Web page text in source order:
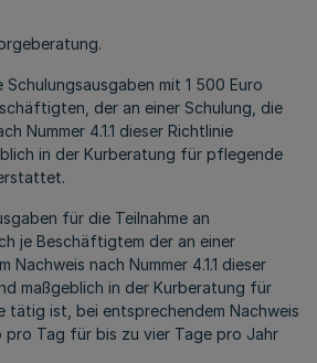
mit 1 500 Euro
der an einer Schulung, die
Nummer 4.1.1 dieser Richtlinie
in der Kurberatung für pflegende
für die Teilnahme an
je Beschäftigtem der an einer
Nachweis nach Nummer 4.1.1 dieser
maßgeblich in der Kurberatung für
tätig ist, bei entsprechendem Nachweis
pro Tag für bis zu vier Tage pro Jahr